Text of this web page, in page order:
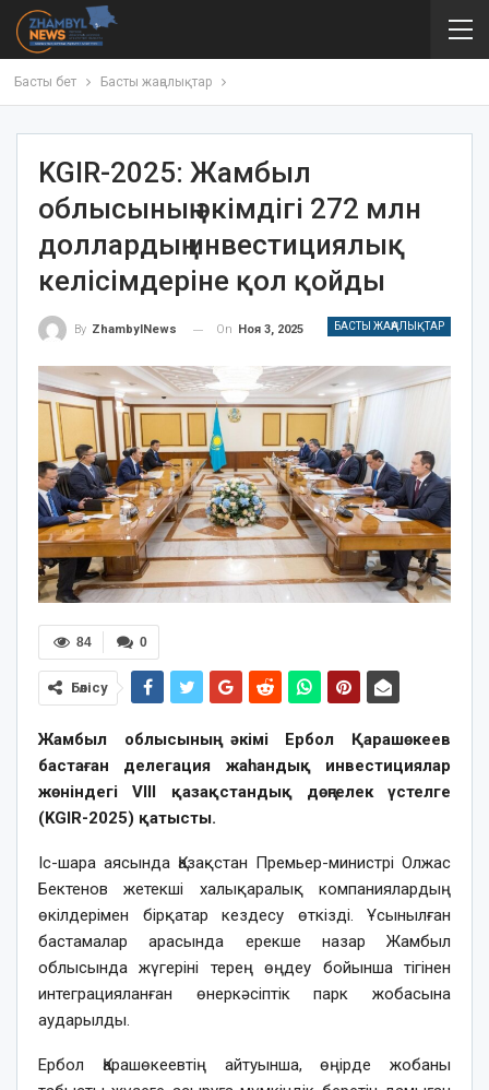
Басты бет Басты жаңалықтар
KGIR-2025: Жамбыл
облысының әкімдігі 272 млн
доллардың инвестициялық
келісімдеріне қол қойды
БАСТЫ ЖАҢАЛЫҚТАР
By ZhambylNews On Ноя 3, 2025
0
84
Бөлісу
Жамбыл облысының әкімі Ербол Қарашөкеев
бастаған делегация жаһандық инвестициялар
жөніндегі VIII қазақстандық дөңгелек үстелге
(KGIR-2025) қатысты.
Іс-шара аясында Қазақстан Премьер-министрі Олжас
Бектенов жетекші халықаралық компаниялардың
өкілдерімен бірқатар кездесу өткізді. Ұсынылған
бастамалар арасында ерекше назар Жамбыл
облысында жүгеріні терең өңдеу бойынша тігінен
интеграцияланған өнеркәсіптік парк жобасына
аударылды.
Ербол Қарашөкеевтің айтуынша, өңірде жобаны